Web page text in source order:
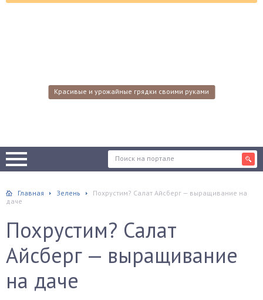
Красивые и урожайные грядки своими руками
Главная Зелень
Похрустим? Салат Айсберг — выращивание на
даче
Похрустим? Салат
Айсберг — выращивание
на даче